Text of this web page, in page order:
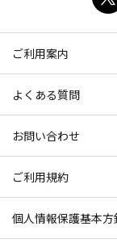
ご利用案内
よくある質問
お問い合わせ
ご利用規約
個人情報保護基本方